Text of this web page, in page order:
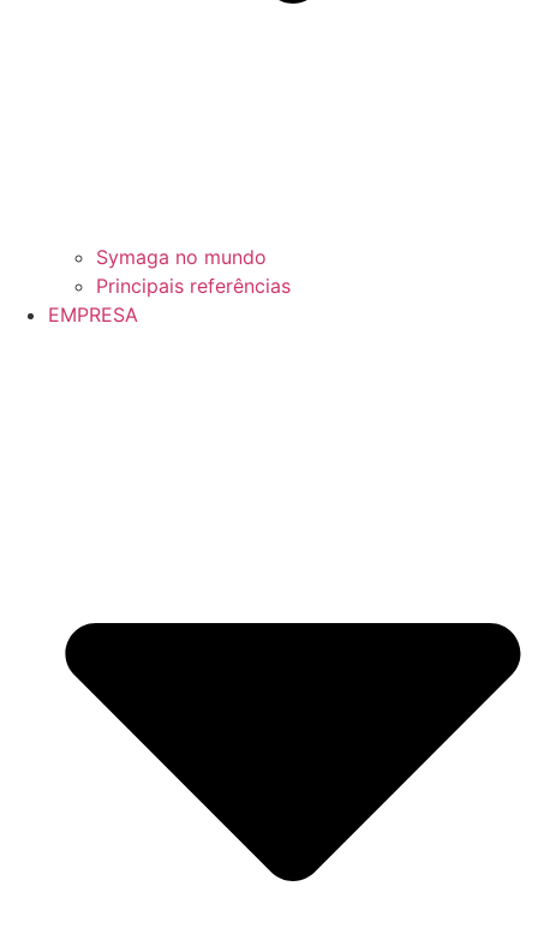
Symaga no mundo
Principais referências
EMPRESA